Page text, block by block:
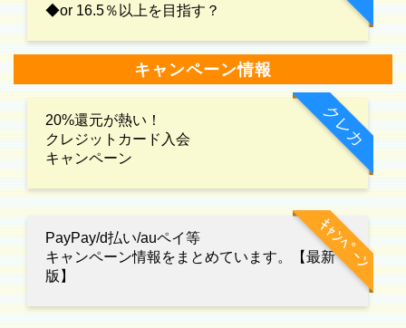
◆or 16.5％以上を目指す？
キャンペーン情報
クレカ
20%還元が熱い！
クレジットカード入会
キャンペーン
ｷｬﾝﾍﾟｰﾝ
PayPay/d払い/auペイ等
キャンペーン情報をまとめています。【最新
版】